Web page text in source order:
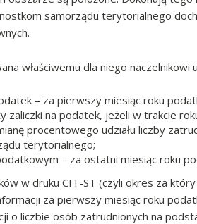
samorządu terytorialnego
właściwemu dla niego naczelnikowi
– za pierwszy miesiąc roku
zaliczki na podatek, jeżeli w trakcie
procentowego udziału liczby
terytorialnego;
– za ostatni miesiąc roku
w druku CIT-ST (czyli okres za
za pierwszy miesiąc roku
o liczbie osób zatrudnionych na